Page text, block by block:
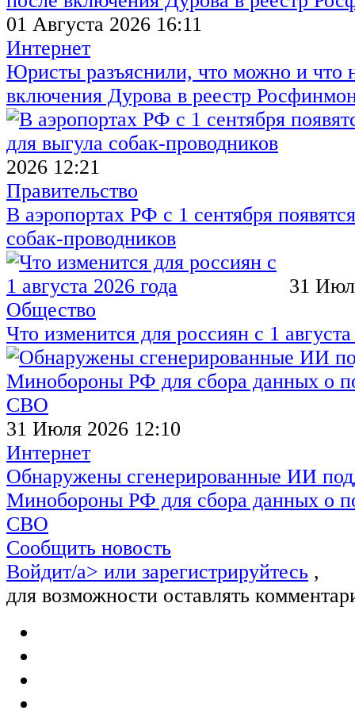
01 Августа 2026 16:11
Интернет
Юристы разъяснили, что можно и что
включения Дурова в реестр
2026 12:21
Правительство
В аэропортах РФ с 1 сентября
собак-проводников
31
Общество
Что изменится для россиян с 1
31 Июля 2026 12:10
Интернет
Обнаружены сгенерированные ИИ
Минобороны РФ для сбора данных о
СВО
Сообщить новость
Войдит/a> или зарегистрируйтесь ,
для возможности оставлять